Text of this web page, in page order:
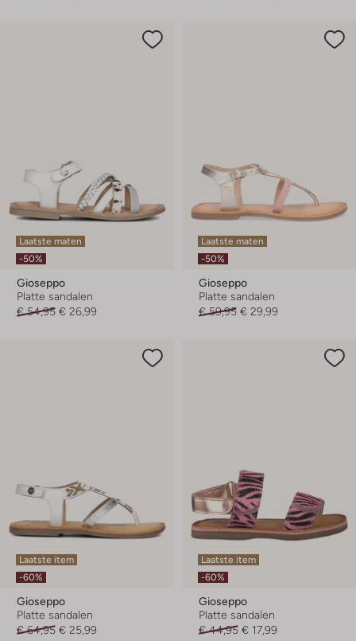
Laatste maten
-50%
Gioseppo
Platte sandalen
€ 54,95 € 26,99
Laatste maten
-50%
Gioseppo
Platte sandalen
€ 59,95 € 29,99
Laatste item
-60%
Gioseppo
Platte sandalen
€ 64,95 € 25,99
Laatste item
-60%
Gioseppo
Platte sandalen
€ 44,95 € 17,99